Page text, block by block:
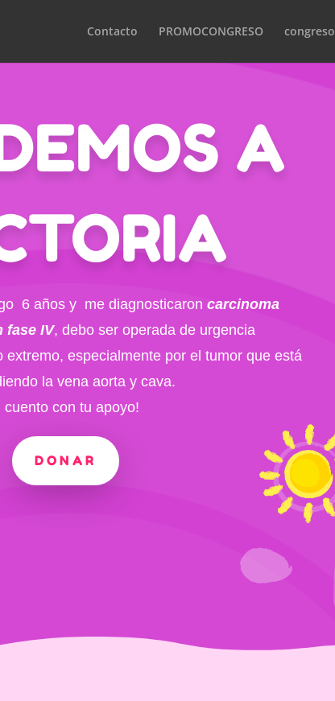
Contacto PROMOCONGRESO congreso
A
6 años y me diagnosticaron carcinoma
fase IV, debo ser operada de urgencia
extremo, especialmente por el tumor que está
la vena aorta y cava.
cuento con tu apoyo!
DONAR